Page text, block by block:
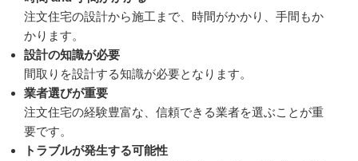
注文住宅の設計から施工まで、時間がかかり、手間もか
かります。
設計の知識が必要
間取りを設計する知識が必要となります。
業者選びが重要
注文住宅の経験豊富な、信頼できる業者を選ぶことが重
要です。
トラブルが発生する可能性